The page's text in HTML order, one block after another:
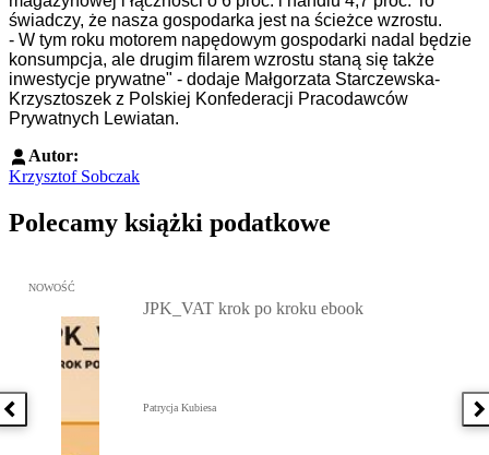
świadczy, że nasza gospodarka jest na ścieżce wzrostu.
- W tym roku motorem napędowym gospodarki nadal będzie
konsumpcja, ale drugim filarem wzrostu staną się także
inwestycje prywatne" - dodaje Małgorzata Starczewska-
Krzysztoszek z Polskiej Konfederacji Pracodawców
Prywatnych Lewiatan.
Autor:
Krzysztof Sobczak
Polecamy książki podatkowe
Poprzednia książka
Przejdź do: JPK_VAT krok po kroku ebook, Patrycja Kubiesa -
NOWOŚĆ
JPK_VAT krok po kroku ebook
Patrycja Kubiesa